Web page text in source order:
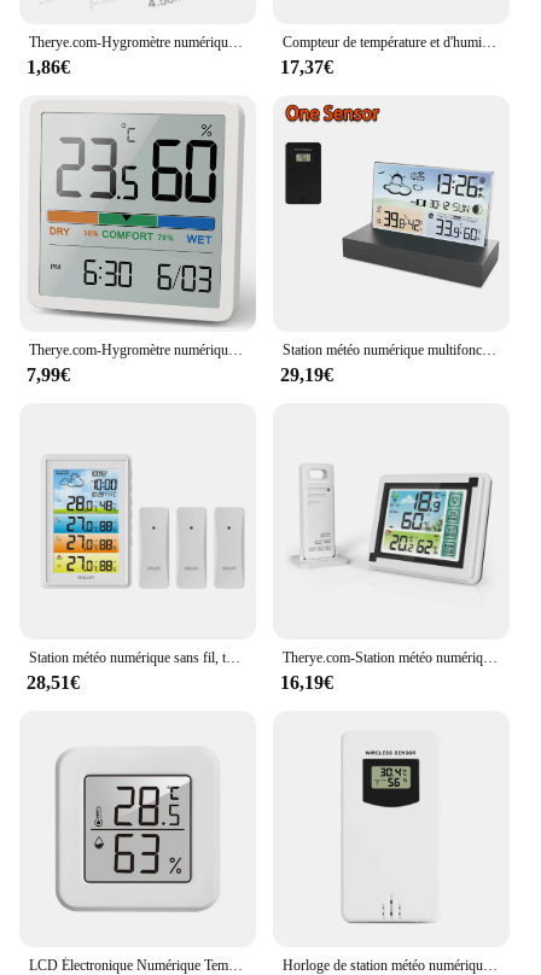
Therye.com-Hygromètre numérique LCD, intérieur, pièce, électronique, température, humidité, capteur, jauge, station météo pour la maison
1,86€
Compteur de température et d'humidité sans fil intérieur et extérieur, grand écran, horloge météo, écran tactile LCD, document, 1 ensemble
17,37€
Therye.com-Hygromètre numérique LCD, Jauge d'humidité intérieure, Station météo, Moniteur intelligent, Bureau à domicile, Mode
7,99€
Station météo numérique multifonctionnelle, prévisions météo, réveil intérieur et extérieur, capteur de température, compteur d'humidité, calendrier
29,19€
28,51€
Therye.com-Station météo numérique, capteur de température et d'humidité sans fil, intérieur et extérieur, hygromètre
16,19€